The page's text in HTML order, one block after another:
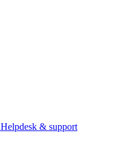
Helpdesk & support